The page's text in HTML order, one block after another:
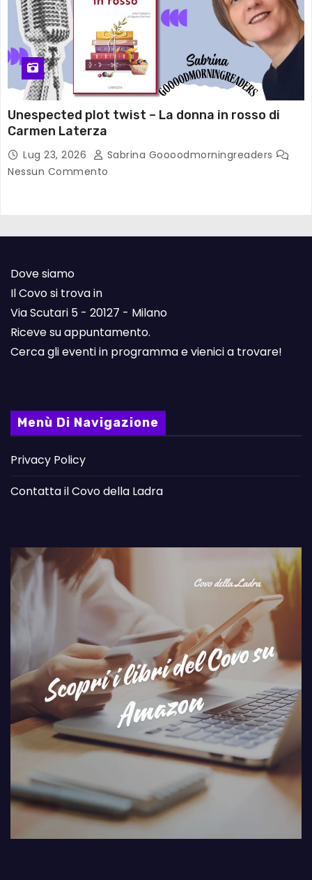
Unespected plot twist – La donna in rosso di
Carmen Laterza
Lug 23, 2026
Sabrina Goooodmorningreaders
Nessun Commento
Dove siamo
Il Covo si trova in
Via Scutari 5 - 20127 - Milano
Riceve su appuntamento.
Cerca gli eventi in programma e vienici a trovare!
Menù Di Navigazione
Privacy Policy
Contatta il Covo della Ladra